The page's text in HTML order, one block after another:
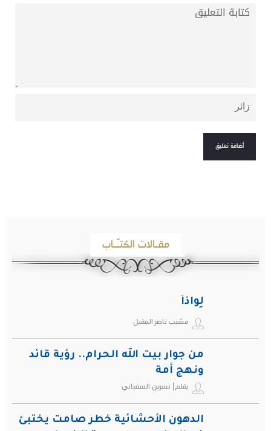
مقـالات الكتـّـاب
لِواذاً
مشبب ناصر المقبل
من جوار بيت الله الحرام.. رؤية قائد
ونهج أمة
بقلم| نسرين السفياني
الدهون الأحشائية خطر صامت يختبئ